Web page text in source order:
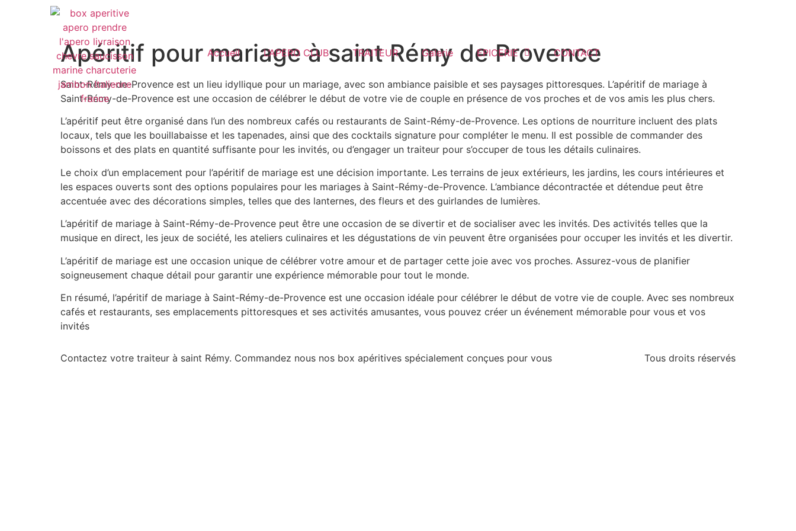
Accueil L’APERO CLUB TRAITEUR Galerie EPICERIE CONTACT
Apéritif pour mariage à saint Rémy de Provence
Saint-Rémy-de-Provence est un lieu idyllique pour un mariage, avec son ambiance paisible et ses paysages pittoresques. L’apéritif de mariage à
Saint-Rémy-de-Provence est une occasion de célébrer le début de votre vie de couple en présence de vos proches et de vos amis les plus chers.
L’apéritif peut être organisé dans l’un des nombreux cafés ou restaurants de Saint-Rémy-de-Provence. Les options de nourriture incluent des plats
locaux, tels que les bouillabaisse et les tapenades, ainsi que des cocktails signature pour compléter le menu. Il est possible de commander des
boissons et des plats en quantité suffisante pour les invités, ou d’engager un traiteur pour s’occuper de tous les détails culinaires.
Le choix d’un emplacement pour l’apéritif de mariage est une décision importante. Les terrains de jeux extérieurs, les jardins, les cours intérieures et
les espaces ouverts sont des options populaires pour les mariages à Saint-Rémy-de-Provence. L’ambiance décontractée et détendue peut être
accentuée avec des décorations simples, telles que des lanternes, des fleurs et des guirlandes de lumières.
L’apéritif de mariage à Saint-Rémy-de-Provence peut être une occasion de se divertir et de socialiser avec les invités. Des activités telles que la
musique en direct, les jeux de société, les ateliers culinaires et les dégustations de vin peuvent être organisées pour occuper les invités et les divertir.
L’apéritif de mariage est une occasion unique de célébrer votre amour et de partager cette joie avec vos proches. Assurez-vous de planifier
soigneusement chaque détail pour garantir une expérience mémorable pour tout le monde.
En résumé, l’apéritif de mariage à Saint-Rémy-de-Provence est une occasion idéale pour célébrer le début de votre vie de couple. Avec ses nombreux
cafés et restaurants, ses emplacements pittoresques et ses activités amusantes, vous pouvez créer un événement mémorable pour vous et vos
invités
Contactez votre traiteur à saint Rémy. Commandez nous nos box apéritives spécialement conçues pour vous Tous droits réservés